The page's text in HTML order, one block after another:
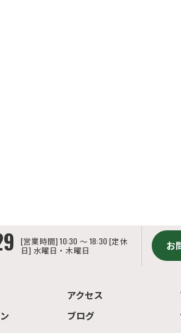
[営業時間] 10:30 ～ 18:30 [定休
日] 水曜日・木曜日 お
アクセス
ブログ